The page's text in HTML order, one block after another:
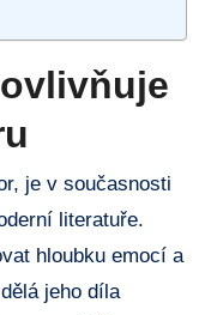
je v současnosti
literatuře.
hloubku emocí a
jeho díla